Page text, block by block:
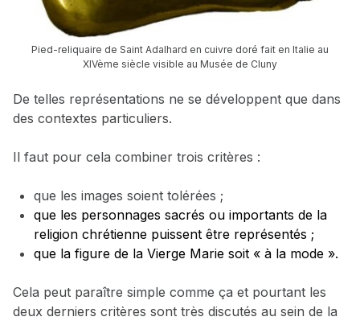
Pied-reliquaire de Saint Adalhard en cuivre doré fait en Italie au
XIVème siècle visible au Musée de Cluny
De telles représentations ne se développent que dans
des contextes particuliers.
Il faut pour cela combiner trois critères :
que les images soient tolérées ;
que les personnages sacrés ou importants de la
religion chrétienne puissent être représentés ;
que la figure de la Vierge Marie soit « à la mode ».
Cela peut paraître simple comme ça et pourtant les
deux derniers critères sont très discutés au sein de la